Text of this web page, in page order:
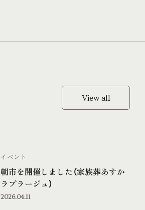
View all
朝市を開催しました（家族葬あすか
ラプラージュ）
イベント
2026.04.11